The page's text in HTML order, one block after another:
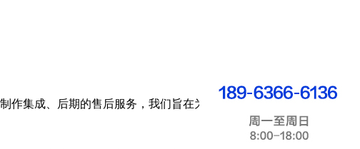
集成、后期的售后服务，我们旨在为客户提供超乎预想的效果。